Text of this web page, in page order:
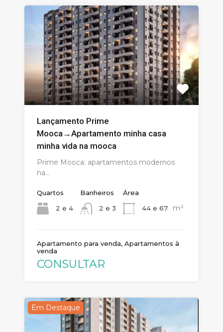
Lançamento Prime
Mooca→Apartamento minha casa
minha vida na mooca
Prime Mooca: apartamentos modernos
na…
Quartos
2 e 4
Banheiros
2 e 3
Área
44 e 67
m²
Apartamento para venda, Apartamentos à
venda
CONSULTAR
Em Destaque